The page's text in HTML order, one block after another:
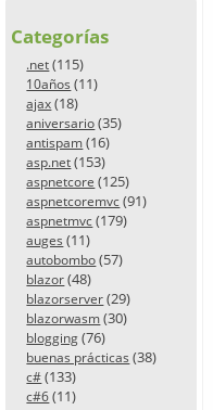
Categorías
.net (115)
10años (11)
ajax (18)
aniversario (35)
antispam (16)
asp.net (153)
aspnetcore (125)
aspnetcoremvc (91)
aspnetmvc (179)
auges (11)
autobombo (57)
blazor (48)
blazorserver (29)
blazorwasm (30)
blogging (76)
buenas prácticas (38)
c# (133)
c#6 (11)